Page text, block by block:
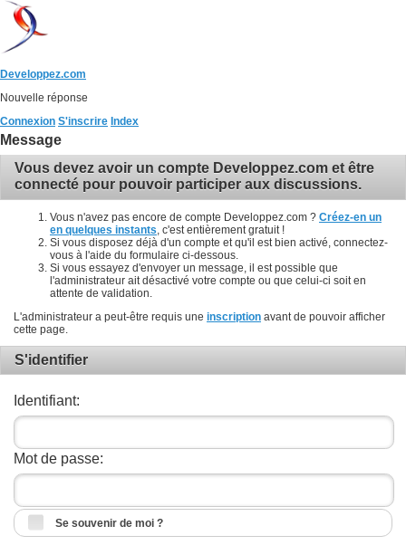
Developpez.com
Nouvelle réponse
Connexion S'inscrire Index
Message
Vous devez avoir un compte Developpez.com et être
connecté pour pouvoir participer aux discussions.
Vous n'avez pas encore de compte Developpez.com ? Créez-en un
en quelques instants , c'est entièrement gratuit !
Si vous disposez déjà d'un compte et qu'il est bien activé, connectez-
vous à l'aide du formulaire ci-dessous.
Si vous essayez d'envoyer un message, il est possible que
l'administrateur ait désactivé votre compte ou que celui-ci soit en
attente de validation.
L'administrateur a peut-être requis une inscription avant de pouvoir afficher
cette page.
S'identifier
Identifiant:
Mot de passe:
Se souvenir de moi ?